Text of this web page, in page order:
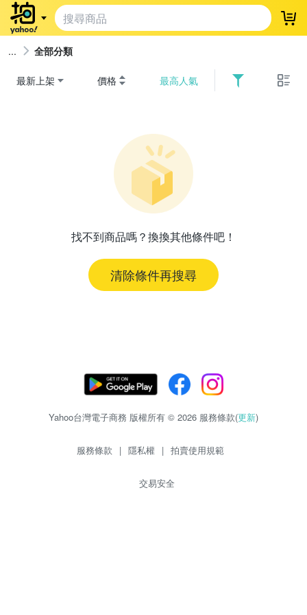
登
全部分類
最新上架 價格 最高人氣
找不到商品嗎？換換其他條件吧！
清除條件再搜尋
Yahoo台灣電子商務 版權所有 © 2026 服務條款(更新)
服務條款 | 隱私權 | 拍賣使用規範
交易安全